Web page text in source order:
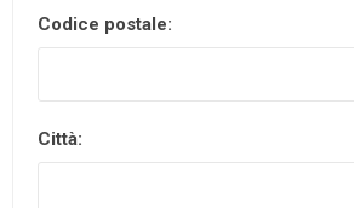
Codice postale:
Città: